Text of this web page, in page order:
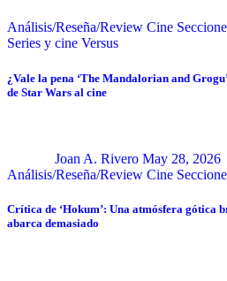
Análisis/Reseña/Review Cine
Series y cine Versus
¿Vale la pena ‘The Mandalorian and
de Star Wars al cine
Joan A. Rivero May 28, 2026
Análisis/Reseña/Review Cine
Crítica de ‘Hokum’: Una atmósfera gótica
abarca demasiado